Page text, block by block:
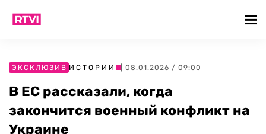
ЭКСКЛЮЗИВ ИСТОРИИ | 08.01.2026 / 09:00
В ЕС рассказали, когда
закончится военный конфликт на
Украине